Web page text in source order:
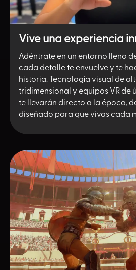
Vive una experiencia
Adéntrate en un entorno lleno
cada detalle te envuelve y te
historia. Tecnología visual de
tridimensional y equipos VR de
te llevarán directo a la época,
diseñado para que vivas cada